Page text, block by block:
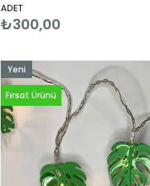
PİLLER ÜRÜNE DAHİL DEĞİLDİR
IŞIK RENGİ GÜNIŞIĞIDIR.
İÇ MEKAN KULLANIMINA UYGUNDUR.
ADET
₺300,00
Yeni
Ürün
Fırsat Ürünü